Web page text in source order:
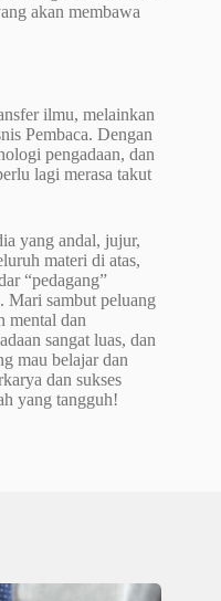
akan membawa
ilmu, melainkan
Pembaca. Dengan
pengadaan, dan
lagi merasa takut
yang andal, jujur,
materi di atas,
“pedagang”
Mari sambut peluang
mental dan
sangat luas, dan
mau belajar dan
dan sukses
yang tangguh!